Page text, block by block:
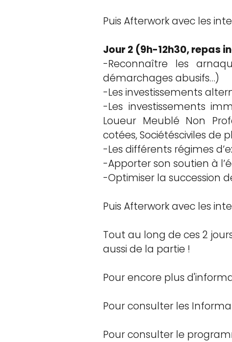
Puis Afterwork avec les
Jour 2 (9h-12h30, repas
-Reconnaître les
démarchages abusifs…)
-Les investissements
-Les investissements
Loueur Meublé Non
cotées, Sociétésciviles de
-Les différents régimes
-Apporter son soutien à
-Optimiser la succession
Puis Afterwork avec les
Tout au long de ces 2
aussi de la partie !
Pour encore plus
Pour consulter les
Pour consulter le